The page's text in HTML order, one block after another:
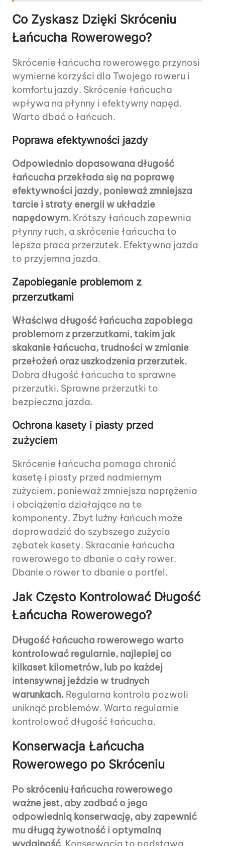
Co Zyskasz Dzięki Skróceniu
Łańcucha Rowerowego?
Skrócenie łańcucha rowerowego przynosi
wymierne korzyści dla Twojego roweru i
komfortu jazdy. Skrócenie łańcucha
wpływa na płynny i efektywny napęd.
Warto dbać o łańcuch.
Poprawa efektywności jazdy
Odpowiednio dopasowana długość
łańcucha przekłada się na poprawę
efektywności jazdy, ponieważ zmniejsza
tarcie i straty energii w układzie
napędowym. Krótszy łańcuch zapewnia
płynny ruch, a skrócenie łańcucha to
lepsza praca przerzutek. Efektywna jazda
to przyjemna jazda.
Zapobieganie problemom z
przerzutkami
Właściwa długość łańcucha zapobiega
problemom z przerzutkami, takim jak
skakanie łańcucha, trudności w zmianie
przełożeń oraz uszkodzenia przerzutek.
Dobra długość łańcucha to sprawne
przerzutki. Sprawne przerzutki to
bezpieczna jazda.
Ochrona kasety i piasty przed
zużyciem
Skrócenie łańcucha pomaga chronić
kasetę i piasty przed nadmiernym
zużyciem, ponieważ zmniejsza naprężenia
i obciążenia działające na te
komponenty. Zbyt luźny łańcuch może
doprowadzić do szybszego zużycia
zębatek kasety. Skracanie łańcucha
rowerowego to dbanie o cały rower.
Dbanie o rower to dbanie o portfel.
Jak Często Kontrolować Długość
Łańcucha Rowerowego?
Długość łańcucha rowerowego warto
kontrolować regularnie, najlepiej co
kilkaset kilometrów, lub po każdej
intensywnej jeździe w trudnych
warunkach. Regularna kontrola pozwoli
uniknąć problemów. Warto regularnie
kontrolować długość łańcucha.
Konserwacja Łańcucha
Rowerowego po Skróceniu
Po skróceniu łańcucha rowerowego
ważne jest, aby zadbać o jego
odpowiednią konserwację, aby zapewnić
mu długą żywotność i optymalną